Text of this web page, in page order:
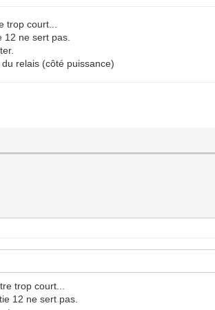
trop court...
ne sert pas.
relais (côté puissance)
trop court...
12 ne sert pas.